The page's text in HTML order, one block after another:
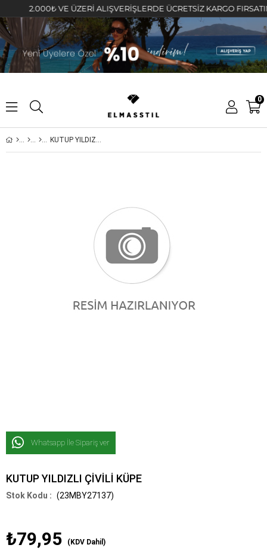
2.000₺ VE ÜZERİ ALIŞVERİŞLERDE ÜCRETSİZ KARGO FIRSATINI
0
KUTUP YILDIZLI ÇİVİLİ KÜPE
Whatsapp İle Sipariş ver
KUTUP YILDIZLI ÇİVİLİ KÜPE
(23MBY27137)
₺79,95 (KDV Dahil)